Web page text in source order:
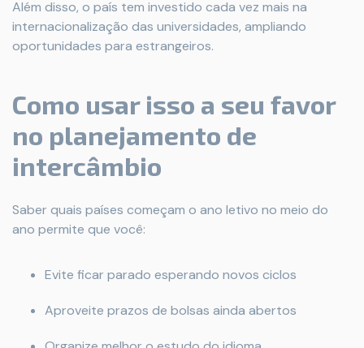
Além disso, o país tem investido cada vez mais na
internacionalização das universidades, ampliando
oportunidades para estrangeiros.
Como usar isso a seu favor
no planejamento de
intercâmbio
Saber quais países começam o ano letivo no meio do
ano permite que você:
Evite ficar parado esperando novos ciclos
Aproveite prazos de bolsas ainda abertos